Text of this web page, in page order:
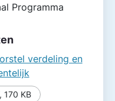
Programma
verdeling en
170 KB